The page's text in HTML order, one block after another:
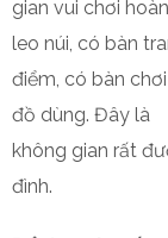
gian vui chơi
leo núi, có bàn
điểm, có bàn
đồ dùng. Đây là
không gian rất
đình.